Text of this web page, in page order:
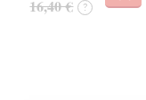
16,40 € ?